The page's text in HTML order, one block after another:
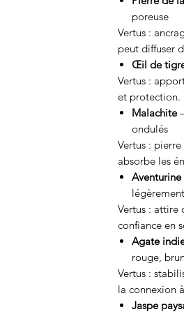
poreuse
Vertus :
peut diffuser
Œil de
Vertus :
et protection.
Malachite
ondulés
Vertus :
absorbe les
Aventurine
Vertus : attire
confiance en
Agate
rouge,
Vertus :
la connexion
Jaspe